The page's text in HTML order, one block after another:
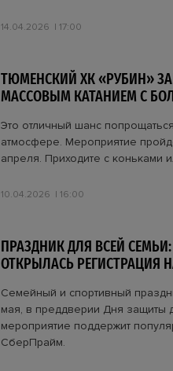
14.04.2026 17:00
ТЮМЕНСКИЙ ХК «РУБИН»
МАССОВЫМ КАТАНИЕМ С
Это отличный шанс
атмосфере. Мероприятие
апреля. Приходите с коньками
10.04.2026 16:00
ПРАЗДНИК ДЛЯ ВСЕЙ
ОТКРЫЛАСЬ РЕГИСТРАЦИЯ
Семейный и спортивный
мая, в преддверии Дня защиты
мероприятие поддержит
СберПрайм.